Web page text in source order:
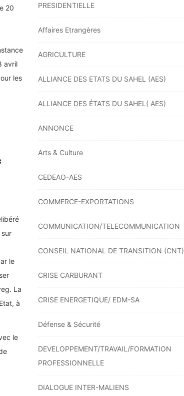
20
avril
les
le
La
à
le
PRESIDENTIELLE
Affaires Etrangères
AGRICULTURE
ALLIANCE DES ETATS DU SAHEL (AES)
ALLIANCE DES ÉTATS DU SAHEL( AES)
ANNONCE
Arts & Culture
CEDEAO-AES
COMMERCE-EXPORTATIONS
COMMUNICATION/TELECOMMUNICATION
CONSEIL NATIONAL DE TRANSITION (CNT)
CRISE CARBURANT
CRISE ENERGETIQUE/ EDM-SA
Défense & Sécurité
DEVELOPPEMENT/TRAVAIL/FORMATION
PROFESSIONNELLE
DIALOGUE INTER-MALIENS